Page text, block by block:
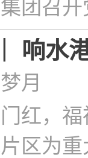
团召
响水
月
红，
区为